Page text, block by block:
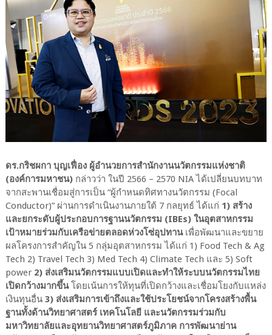
ดร.กริชผกา บุญเฟื่อง ผู้อำนวยการสำนักงานนวัตกรรมแห่งชาติ
(องค์การมหาชน)กล่าวว่า ในปี 2566 – 2570 NIA ได้เปลี่ยนบทบาท
จากสะพานเชื่อมสู่การเป็น “ผู้กำหนดทิศทางนวัตกรรม (Focal
Conductor)” ผ่านการดำเนินงานภายใต้ 7 กลยุทธ์ ได้แก่ 1) สร้าง
และยกระดับผู้ประกอบการฐานนวัตกรรม (IBEs) ในอุตสาหกรรม
เป้าหมายร่วมกับเครือข่ายตลอดห่วงโซ่อุปทานเพื่อพัฒนาและขยาย
ผลโครงการสำคัญใน 5 กลุ่มอุตสาหกรรม ได้แก่ 1) Food Tech & Ag
Tech 2) Travel Tech 3) Med Tech 4) Climate Tech และ 5) Soft
power 2) ส่งเสริมนวัตกรรมแบบเปิดและทำให้ระบบนวัตกรรมไทย
เปิดกว้างมากขึ้นโดยเน้นการให้ทุนที่เปิดกว้างและเชื่อมโยงกับแหล่ง
เงินทุนอื่น 3) ส่งเสริมการเข้าถึงและใช้ประโยชน์จากโครงสร้างพื้น
ฐานทั้งด้านวิทยาศาสตร์ เทคโนโลยี และนวัตกรรมร่วมกับ
มหาวิทยาลัยและอุทยานวิทยาศาสตร์ภูมิภาค การพัฒนาย่าน